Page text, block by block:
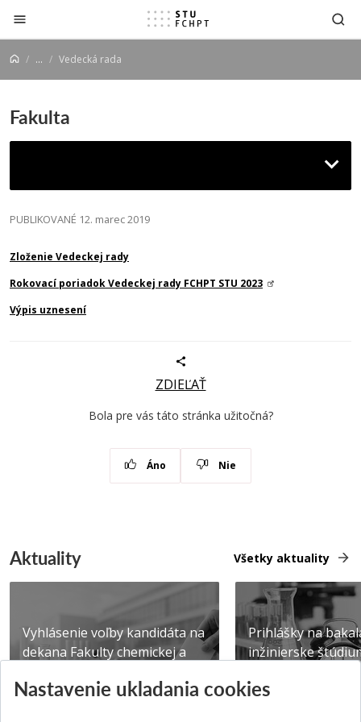
Prejsť na obsah
... Vedecká rada
Fakulta
PUBLIKOVANÉ 12. marec 2019
Zloženie Vedeckej rady
Rokovací poriadok Vedeckej rady FCHPT STU 2023
Výpis uznesení
ZDIEĽAŤ
Bola pre vás táto stránka užitočná?
Áno Nie
Aktuality Všetky aktuality
Vyhlásenie voľby kandidáta na
dekana Fakulty chemickej a
Publikované 31.07.2026
Prihlášky na
inžinierske
Publikované
Nastavenie ukladania cookies